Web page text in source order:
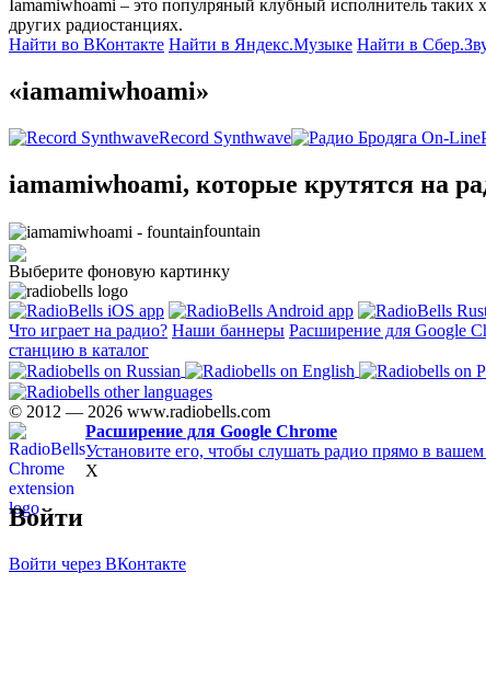
Iamamiwhoami – это популряный клубный исполнитель
других радиостанциях.
Найти во ВКонтакте Найти в Яндекс.Музыке Найти в
«iamamiwhoami»
Record Synthwave
iamamiwhoami, которые крутятся на
fountain
Выберите фоновую картинку
Что играет на радио? Наши баннеры Расширение для Google
станцию в каталог
© 2012 — 2026 www.radiobells.com
Расширение для Google Chrome
Установите его, чтобы слушать радио прямо в вашем
X
Войти
Войти через ВКонтакте